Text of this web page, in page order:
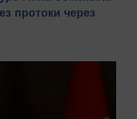
протоки через